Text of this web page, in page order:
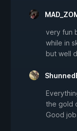
very fun
while in
but well
the gold
Good